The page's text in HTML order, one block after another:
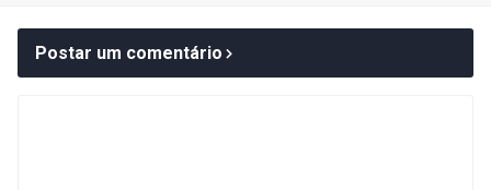
Postar um comentário